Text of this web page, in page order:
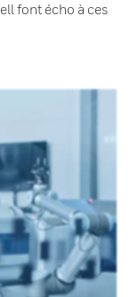
font écho à ces